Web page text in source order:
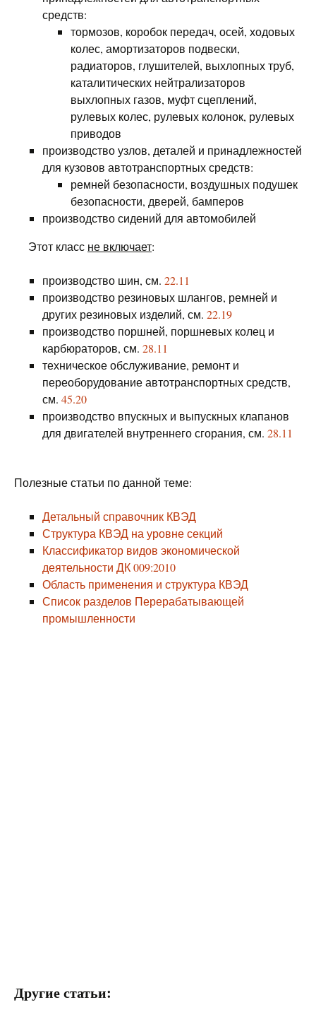
средств:
тормозов, коробок передач, осей, ходовых
колес, амортизаторов подвески,
радиаторов, глушителей, выхлопных труб,
каталитических нейтрализаторов
выхлопных газов, муфт сцеплений,
рулевых колес, рулевых колонок, рулевых
приводов
производство узлов, деталей и принадлежностей
для кузовов автотранспортных средств:
ремней безопасности, воздушных подушек
безопасности, дверей, бамперов
производство сидений для автомобилей
Этот класс не включает:
производство шин, см. 22.11
производство резиновых шлангов, ремней и
других резиновых изделий, см. 22.19
производство поршней, поршневых колец и
карбюраторов, см. 28.11
техническое обслуживание, ремонт и
переоборудование автотранспортных средств,
см. 45.20
производство впускных и выпускных клапанов
для двигателей внутреннего сгорания, см. 28.11
Полезные статьи по данной теме:
Детальный справочник КВЭД
Структура КВЭД на уровне секций
Классификатор видов экономической
деятельности ДК 009:2010
Область применения и структура КВЭД
Список разделов Перерабатывающей
промышленности
Другие статьи: